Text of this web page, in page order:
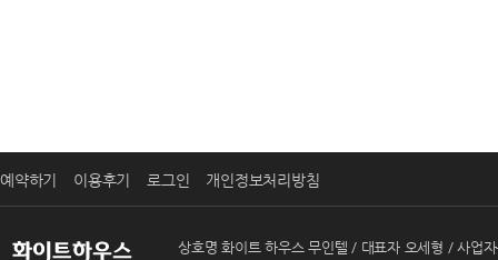
예약하기 이용후기 로그인 개인정보처리방침
상호명 화이트 하우스 무인텔 / 대표자 오세형 / 사